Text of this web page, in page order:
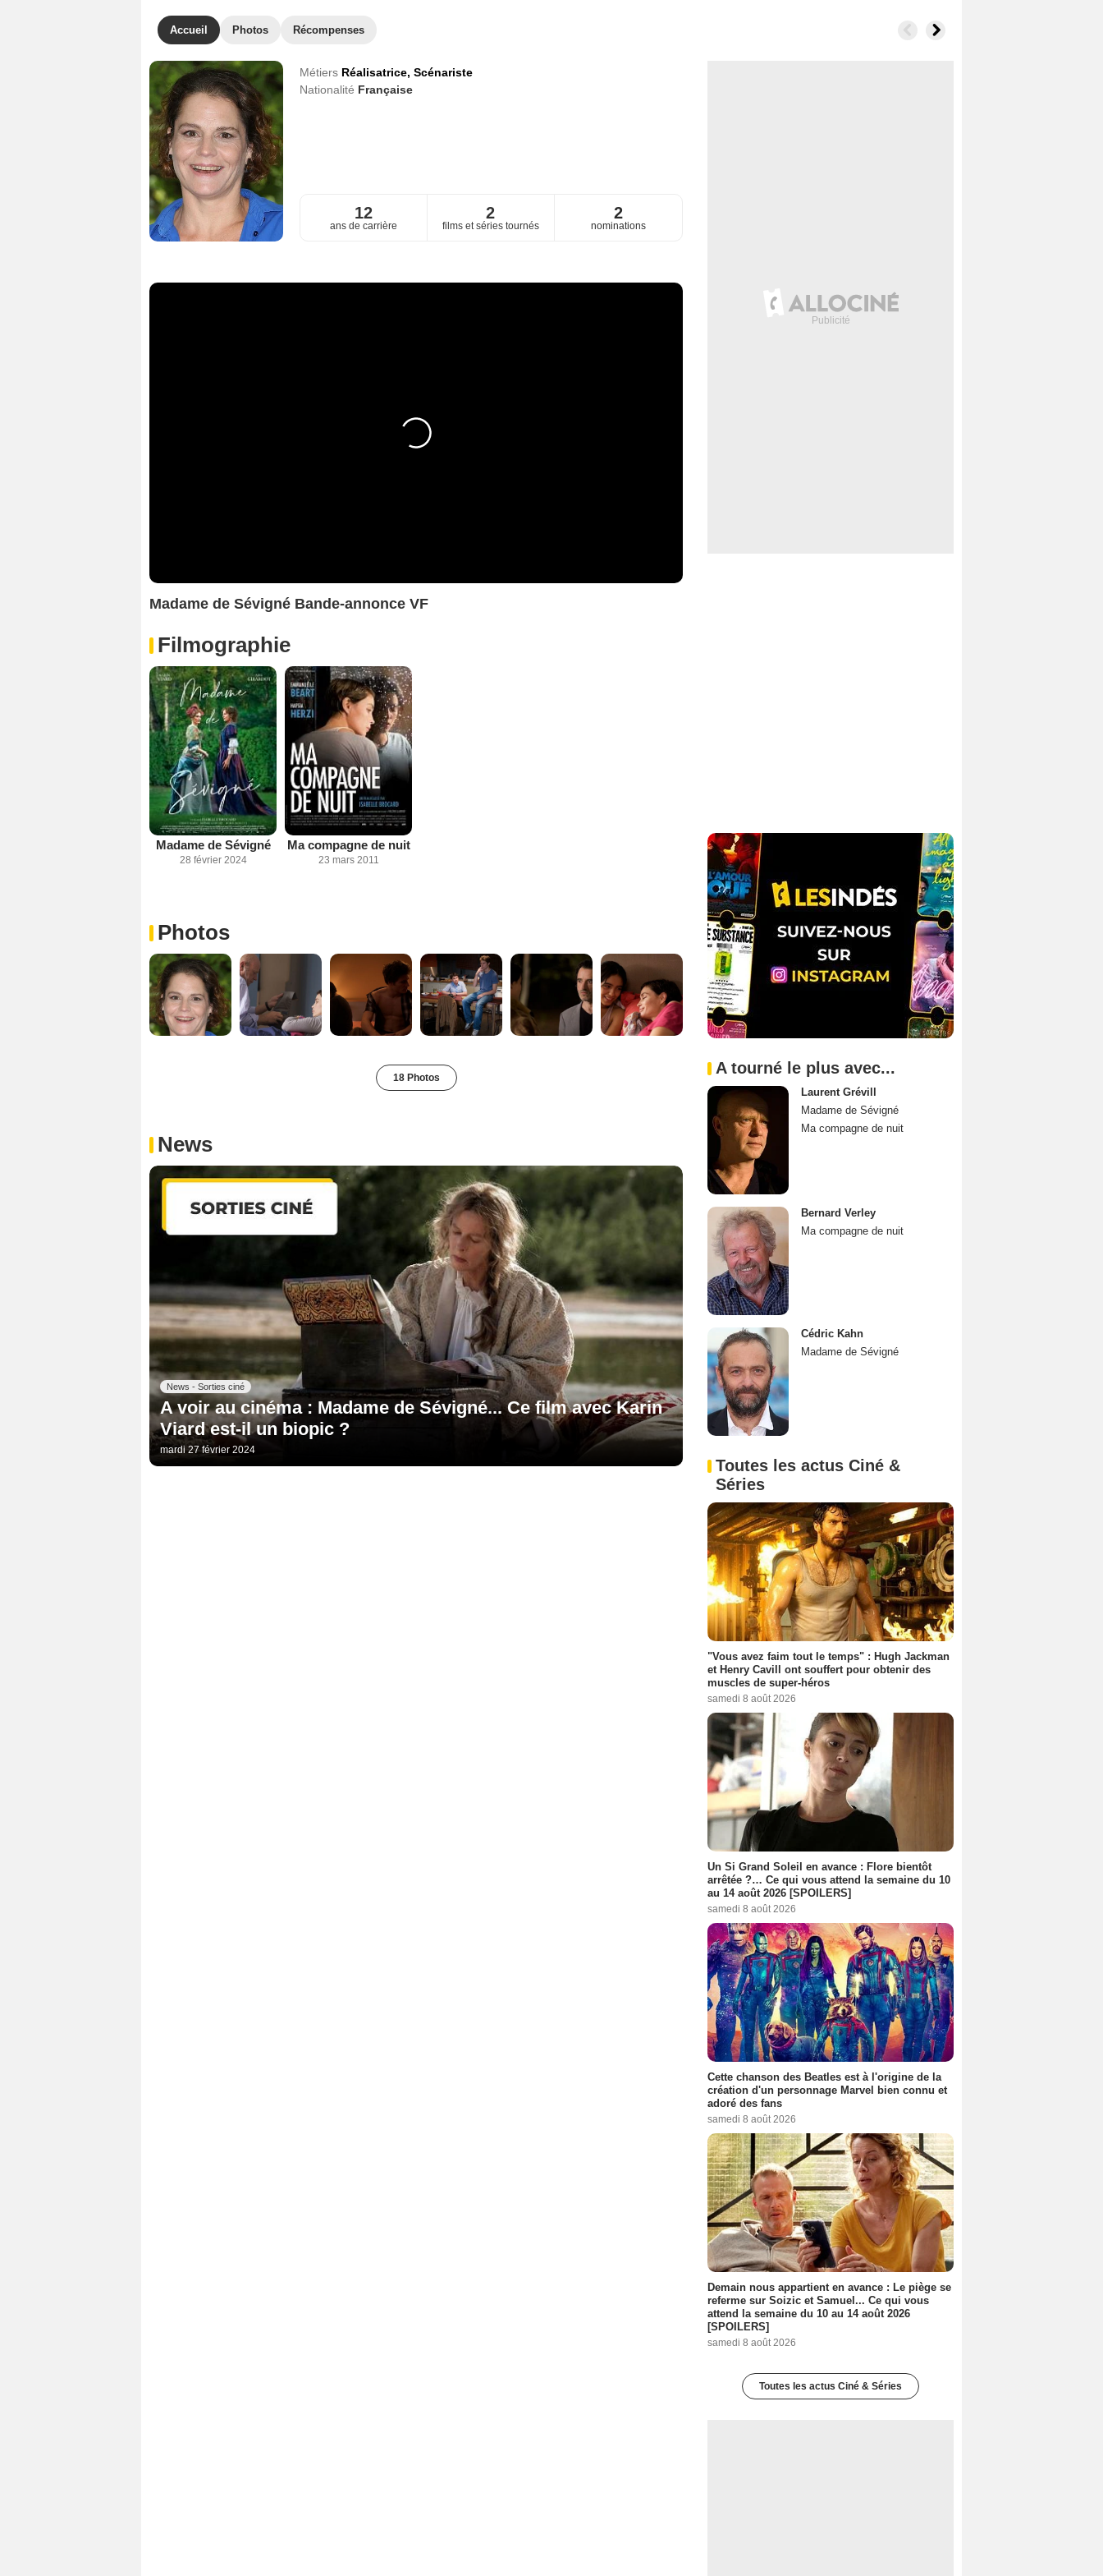
Accueil Photos Récompenses
Métiers Réalisatrice, Scénariste
Nationalité Française
12
ans de carrière
2
films et séries tournés
2
nominations
Madame de Sévigné Bande-annonce VF
Filmographie
Madame de Sévigné
28 février 2024
Ma compagne de nuit
23 mars 2011
Photos
18 Photos
News
News - Sorties ciné
A voir au cinéma : Madame de Sévigné... Ce film avec Karin
Viard est-il un biopic ?
mardi 27 février 2024
A tourné le plus avec...
Laurent Grévill
Madame de Sévigné
Ma compagne de nuit
Bernard Verley
Ma compagne de nuit
Cédric Kahn
Madame de Sévigné
Toutes les actus Ciné &
Séries
"Vous avez faim tout le temps" : Hugh Jackman
et Henry Cavill ont souffert pour obtenir des
muscles de super-héros
samedi 8 août 2026
Un Si Grand Soleil en avance : Flore bientôt
arrêtée ?… Ce qui vous attend la semaine du 10
au 14 août 2026 [SPOILERS]
samedi 8 août 2026
Cette chanson des Beatles est à l'origine de la
création d'un personnage Marvel bien connu et
adoré des fans
samedi 8 août 2026
Demain nous appartient en avance : Le piège se
referme sur Soizic et Samuel... Ce qui vous
attend la semaine du 10 au 14 août 2026
[SPOILERS]
samedi 8 août 2026
Toutes les actus Ciné & Séries